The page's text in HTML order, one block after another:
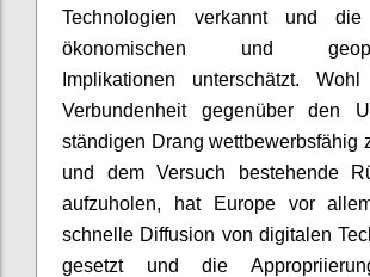
Technologien verkannt und die
ökonomischen und
Implikationen unterschätzt.
Verbundenheit gegenüber den
ständigen Drang wettbewerbsfähig
und dem Versuch bestehende
aufzuholen, hat Europe vor
schnelle Diffusion von digitalen
gesetzt und die